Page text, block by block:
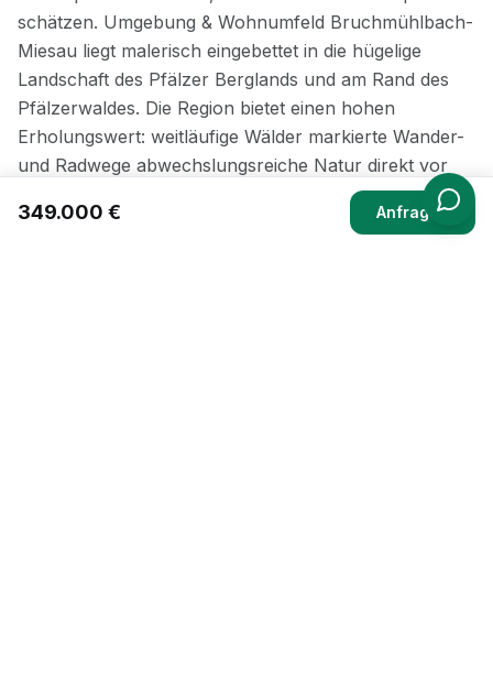
349.000 € Anfragen